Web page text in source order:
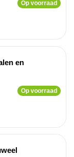
Op voorraad
en
Op voorraad